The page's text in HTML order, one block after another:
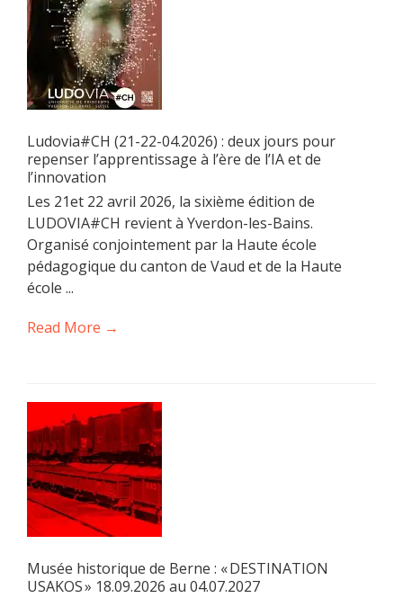
Ludovia#CH (21-22-04.2026) : deux jours pour
repenser l’apprentissage à l’ère de l’IA et de
l’innovation
Les 21et 22 avril 2026, la sixième édition de
LUDOVIA#CH revient à Yverdon-les-Bains.
Organisé conjointement par la Haute école
pédagogique du canton de Vaud et de la Haute
école ...
Read More →
Musée historique de Berne : « DESTINATION
USAKOS » 18.09.2026 au 04.07.2027